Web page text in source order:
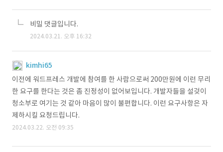
비밀 댓글입니다.
2024.03.21. 오후 16:32
kimhi65
이전에 워드프레스 개발에 참여를 한 사람으로써 200만원에 이런 무리
한 요구를 한다는 것은 좀 진정성이 없어보입니다. 개발자들을 설겆이
청소부로 여기는 것 같아 마음이 많이 불편합니다. 이런 요구사항은 자
제하시킬 요청드립니다.
2024.03.22. 오전 09:35